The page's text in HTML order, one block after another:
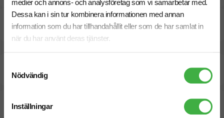
medier och annons- och analysföretag som vi samarbetar med.
Dessa kan i sin tur kombinera informationen med annan
information som du har tillhandahållit eller som de har samlat in
när du har använt deras tjänster.
Nödvändig
Inställningar
Dokument / Tryckmall
10 arbetsdagar